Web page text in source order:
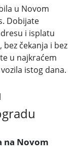
u Novom
Dobijate
i isplatu
čekanja i bez
u najkraćem
istog dana.
na Novom